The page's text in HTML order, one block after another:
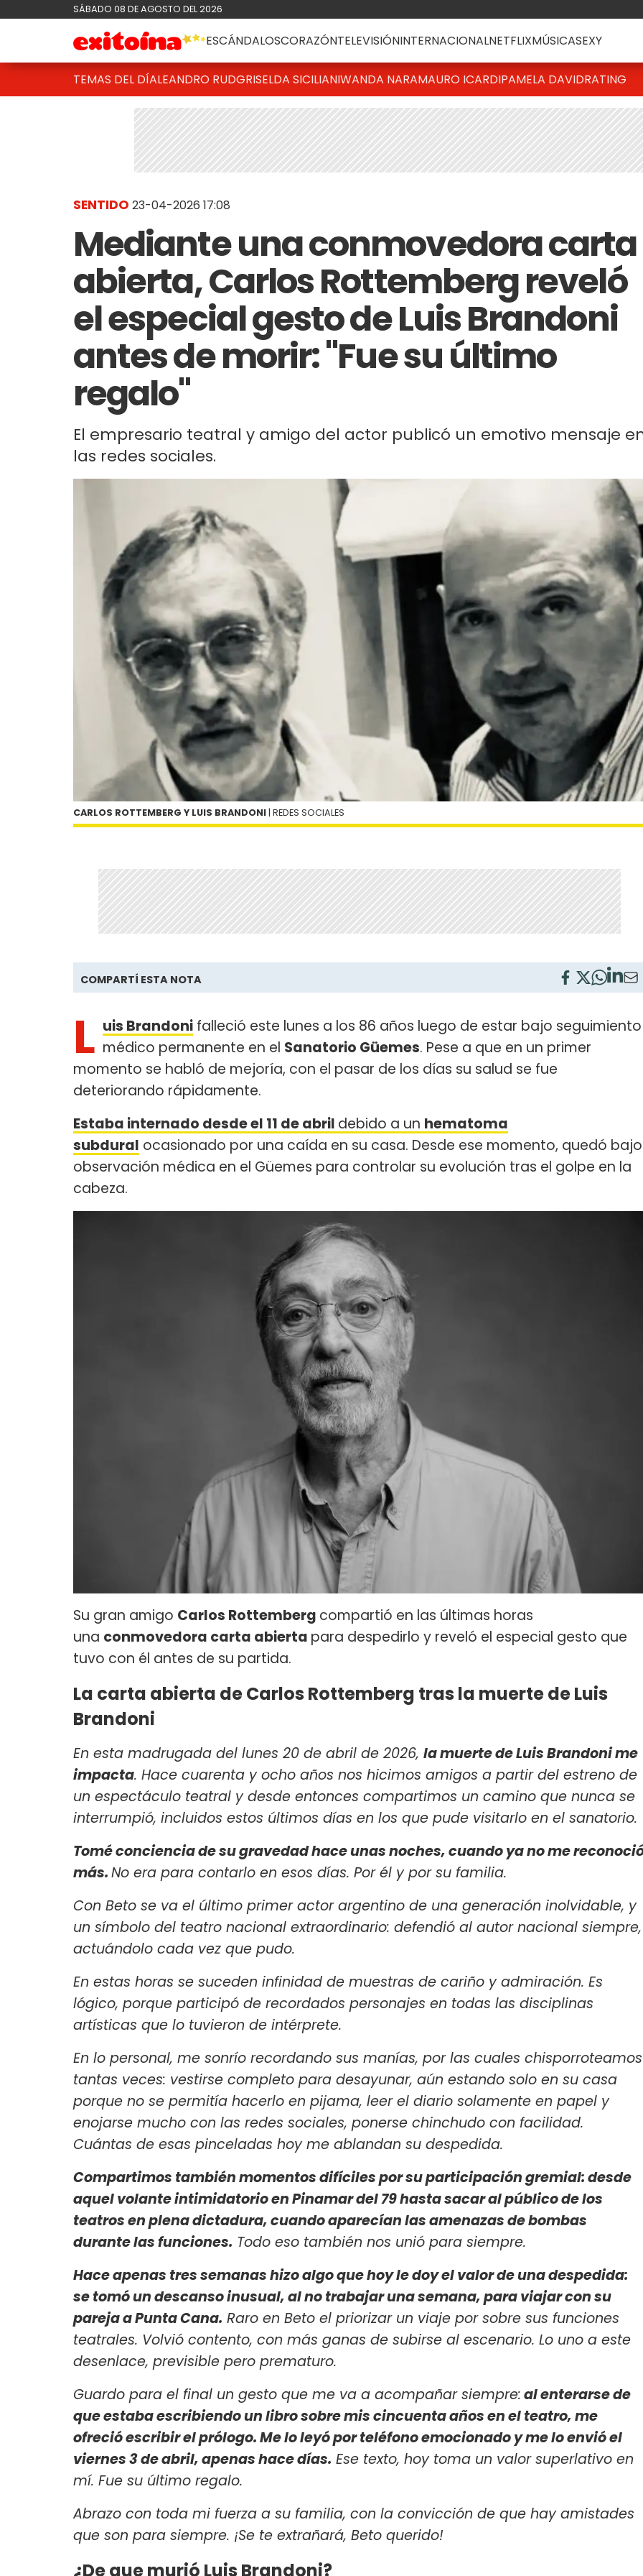
SÁBADO 08 DE AGOSTO DEL 2026
ESCÁNDALOSCORAZÓNTELEVISIÓNINTERNACIONALNETFLIXMÚSICASEXY
TEMAS DEL DÍALEANDRO RUDGRISELDA SICILIANIWANDA NARAMAURO ICARDIPAMELA DAVIDRATING
SENTIDO 23-04-2026 17:08
Mediante una conmovedora carta
abierta, Carlos Rottemberg reveló
el especial gesto de Luis Brandoni
antes de morir: "Fue su último
regalo"
El empresario teatral y amigo del actor publicó un emotivo mensaje
las redes sociales.
CARLOS ROTTEMBERG Y LUIS BRANDONI | REDES SOCIALES
COMPARTÍ ESTA NOTA
L uis Brandoni falleció este lunes a los 86 años luego de estar bajo seguimiento
médico permanente en el Sanatorio Güemes. Pese a que en un primer
momento se habló de mejoría, con el pasar de los días su salud se fue
deteriorando rápidamente.
Estaba internado desde el 11 de abril debido a un hematoma
subdural ocasionado por una caída en su casa. Desde ese momento, quedó bajo
observación médica en el Güemes para controlar su evolución tras el golpe en la
cabeza.
Su gran amigo Carlos Rottemberg compartió en las últimas horas
una conmovedora carta abierta para despedirlo y reveló el especial gesto que
tuvo con él antes de su partida.
La carta abierta de Carlos Rottemberg tras la muerte de Luis
Brandoni
En esta madrugada del lunes 20 de abril de 2026, la muerte de Luis Brandoni me
impacta. Hace cuarenta y ocho años nos hicimos amigos a partir del estreno de
un espectáculo teatral y desde entonces compartimos un camino que nunca se
interrumpió, incluidos estos últimos días en los que pude visitarlo en el sanatorio.
Tomé conciencia de su gravedad hace unas noches, cuando ya no me
más.No era para contarlo en esos días. Por él y por su familia.
Con Beto se va el último primer actor argentino de una generación inolvidable, y
un símbolo del teatro nacional extraordinario: defendió al autor nacional siempre,
actuándolo cada vez que pudo.
En estas horas se suceden infinidad de muestras de cariño y admiración. Es
lógico, porque participó de recordados personajes en todas las disciplinas
artísticas que lo tuvieron de intérprete.
En lo personal, me sonrío recordando sus manías, por las cuales chisporroteamos
tantas veces: vestirse completo para desayunar, aún estando solo en su casa
porque no se permitía hacerlo en pijama, leer el diario solamente en papel y
enojarse mucho con las redes sociales, ponerse chinchudo con facilidad.
Cuántas de esas pinceladas hoy me ablandan su despedida.
Compartimos también momentos difíciles por su participación gremial: desde
aquel volante intimidatorio en Pinamar del 79 hasta sacar al público de los
teatros en plena dictadura, cuando aparecían las amenazas de bombas
durante las funciones. Todo eso también nos unió para siempre.
Hace apenas tres semanas hizo algo que hoy le doy el valor de una despedida:
se tomó un descanso inusual, al no trabajar una semana, para viajar con su
pareja a Punta Cana. Raro en Beto el priorizar un viaje por sobre sus funciones
teatrales. Volvió contento, con más ganas de subirse al escenario. Lo uno a este
desenlace, previsible pero prematuro.
Guardo para el final un gesto que me va a acompañar siempre:al enterarse de
que estaba escribiendo un libro sobre mis cincuenta años en el teatro, me
ofreció escribir el prólogo. Me lo leyó por teléfono emocionado y me lo envió el
viernes 3 de abril, apenas hace días. Ese texto, hoy toma un valor superlativo en
mí. Fue su último regalo.
Abrazo con toda mi fuerza a su familia, con la convicción de que hay amistades
que son para siempre. ¡Se te extrañará, Beto querido!
¿De que murió Luis Brandoni?